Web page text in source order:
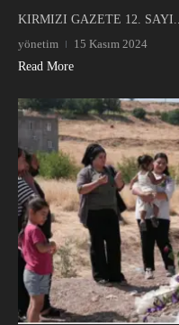
KIRMIZI GAZETE 12. SAYI...
yönetim
15 Kasım 2024
Read More